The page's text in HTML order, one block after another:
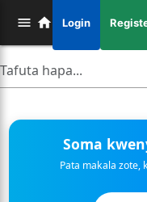
Login
Soma
Pata makala zote,